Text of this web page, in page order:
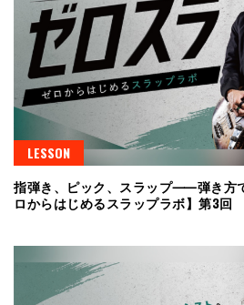
LESSON
指弾き、ピック、スラップ⸺弾き方
ロからはじめるスラップラボ】第3回